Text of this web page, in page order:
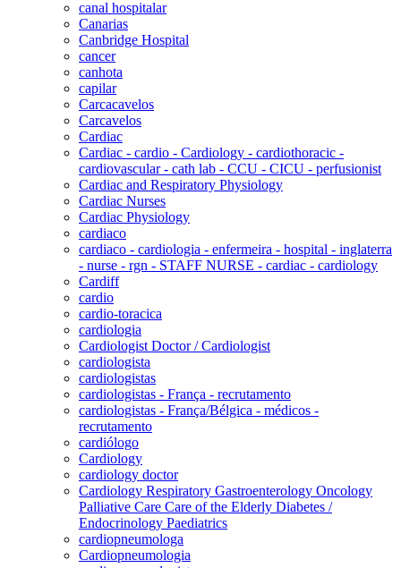
canal hospitalar
Canarias
Canbridge Hospital
cancer
canhota
capilar
Carcacavelos
Carcavelos
Cardiac
Cardiac - cardio - Cardiology - cardiothoracic -
cardiovascular - cath lab - CCU - CICU - perfusionist
Cardiac and Respiratory Physiology
Cardiac Nurses
Cardiac Physiology
cardiaco
cardiaco - cardiologia - enfermeira - hospital - inglaterra
- nurse - rgn - STAFF NURSE - cardiac - cardiology
Cardiff
cardio
cardio-toracica
cardiologia
Cardiologist Doctor / Cardiologist
cardiologista
cardiologistas
cardiologistas - França - recrutamento
cardiologistas - França/Bélgica - médicos -
recrutamento
cardiólogo
Cardiology
cardiology doctor
Cardiology Respiratory Gastroenterology Oncology
Palliative Care Care of the Elderly Diabetes /
Endocrinology Paediatrics
cardiopneumologa
Cardiopneumologia